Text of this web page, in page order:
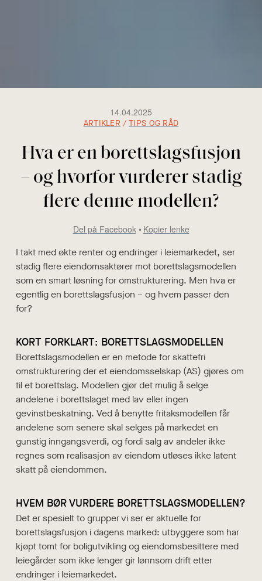
14.04.2025
ARTIKLER / TIPS OG RÅD
Hva er en borettslagsfusjon
– og hvorfor vurderer stadig
flere denne modellen?
Del på Facebook Kopier lenke
I takt med økte renter og endringer i leiemarkedet, ser
stadig flere eiendomsaktører mot borettslagsmodellen
som en smart løsning for omstrukturering. Men hva er
egentlig en borettslagsfusjon – og hvem passer den
for?
KORT FORKLART: BORETTSLAGSMODELLEN
Borettslagsmodellen er en metode for skattefri
omstrukturering der et eiendomsselskap (AS) gjøres om
til et borettslag. Modellen gjør det mulig å selge
andelene i borettslaget med lav eller ingen
gevinstbeskatning. Ved å benytte fritaksmodellen får
andelene som senere skal selges på markedet en
gunstig inngangsverdi, og fordi salg av andeler ikke
regnes som realisasjon av eiendom utløses ikke latent
skatt på eiendommen.
HVEM BØR VURDERE BORETTSLAGSMODELLEN?
Det er spesielt to grupper vi ser er aktuelle for
borettslagsfusjon i dagens marked: utbyggere som har
kjøpt tomt for boligutvikling og eiendomsbesittere med
leiegårder som ikke lenger gir lønnsom drift etter
endringer i leiemarkedet.